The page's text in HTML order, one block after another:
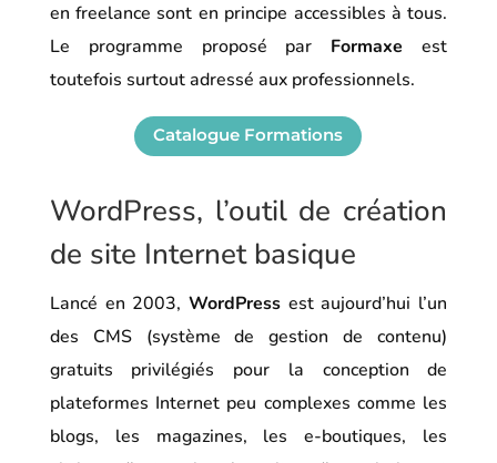
en freelance sont en principe accessibles à tous.
Le programme proposé par Formaxe est
toutefois surtout adressé aux professionnels.
Catalogue Formations
WordPress, l’outil de création
de site Internet basique
Lancé en 2003, WordPress est aujourd’hui l’un
des CMS (système de gestion de contenu)
gratuits privilégiés pour la conception de
plateformes Internet peu complexes comme les
blogs, les magazines, les e-boutiques, les